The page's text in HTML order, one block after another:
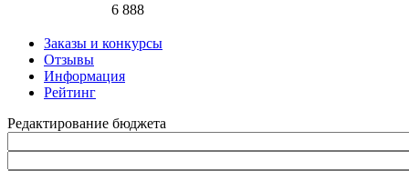
6 888
Заказы и конкурсы
Отзывы
Информация
Рейтинг
Редактирование бюджета